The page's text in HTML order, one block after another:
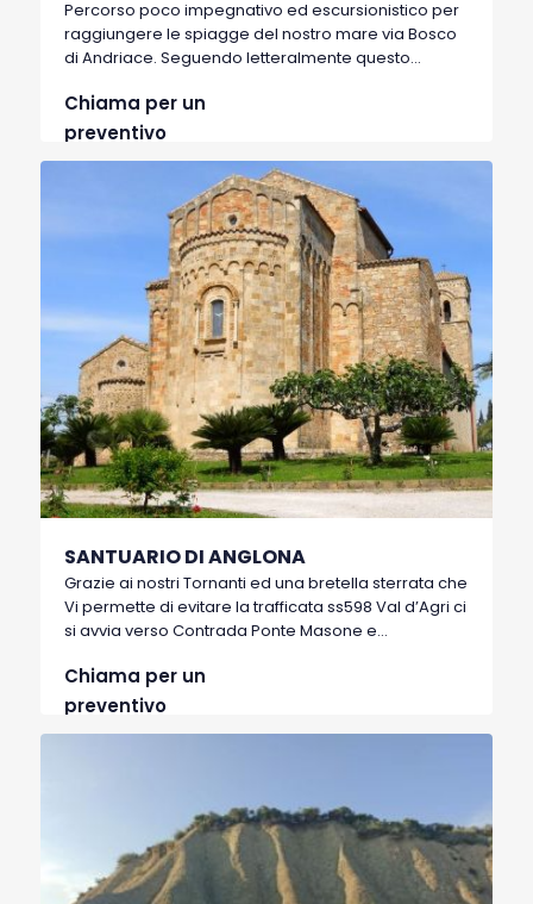
Percorso poco impegnativo ed escursionistico per
raggiungere le spiagge del nostro mare via Bosco
di Andriace. Seguendo letteralmente questo
frequentate nascoste da una possente pineta
litorale.
Chiama per un
preventivo
SANTUARIO DI ANGLONA
Grazie ai nostri Tornanti ed una bretella sterrata che
Vi permette di evitare la trafficata ss598 Val d’Agri ci
si avvia verso Contrada Ponte Masone e
suggestiva salita asfaltata attorniata da calanchi si
arriva al Santuario di Anglona. Questo, insieme ad i
Chiama per un
preventivo